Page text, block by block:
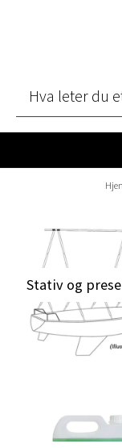
Stativ og